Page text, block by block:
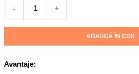
-
Samsung
S24
Protectie
Full
+
ADAUGĂ ÎN COȘ
Avantaje: